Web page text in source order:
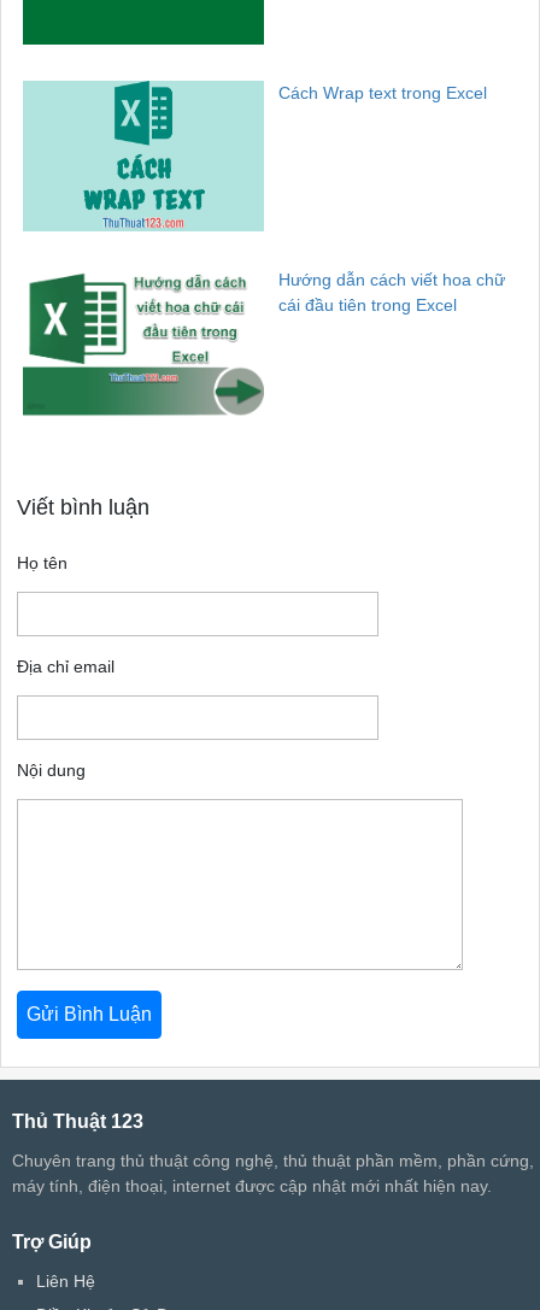
Cách Wrap text trong Excel
Hướng dẫn cách viết hoa chữ
cái đầu tiên trong Excel
Viết bình luận
Họ tên
Địa chỉ email
Nội dung
Thủ Thuật 123
Chuyên trang thủ thuật công nghệ, thủ thuật phần mềm, phần cứng,
máy tính, điện thoại, internet được cập nhật mới nhất hiện nay.
Trợ Giúp
Liên Hệ